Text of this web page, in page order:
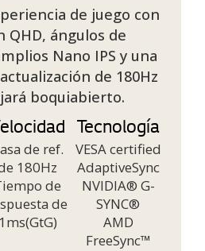
de juego con
QHD, ángulos de
Nano IPS y una
de 180Hz
boquiabierto.
de ref.
180Hz
de
de
1ms(GtG)
Tecnología
VESA certified
AdaptiveSync
NVIDIA® G-
SYNC®
AMD
FreeSync™